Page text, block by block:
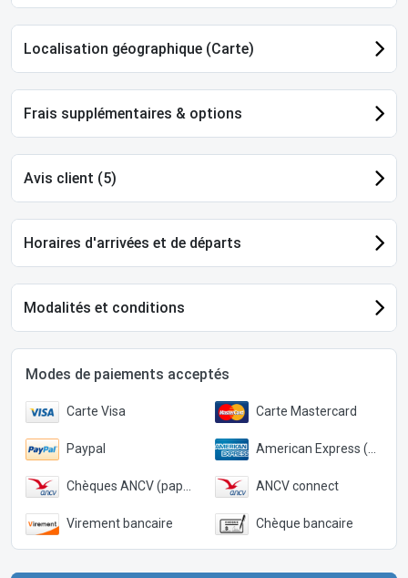
Localisation géographique (Carte)
Frais supplémentaires & options
Avis client (5)
Horaires d'arrivées et de départs
Modalités et conditions
Modes de paiements acceptés
Carte Visa Carte Mastercard
Paypal American Express (Paypal)
Chèques ANCV (papier) ANCV connect
Virement bancaire Chèque bancaire